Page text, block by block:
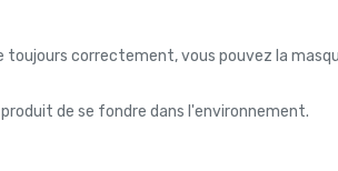
correctement, vous pouvez la
de se fondre dans l'environnement.